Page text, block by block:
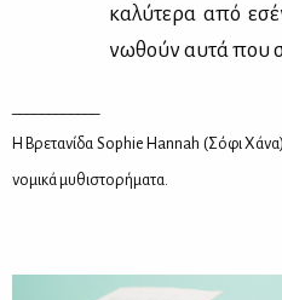
κα­λύ­τε­ρα από
νω­θούν αυ­τά που
Η Βρε­τα­νί­δα Sophie Hannah (Σό­φι
νο­μι­κά μυ­θι­στο­ρή­μα­τα.